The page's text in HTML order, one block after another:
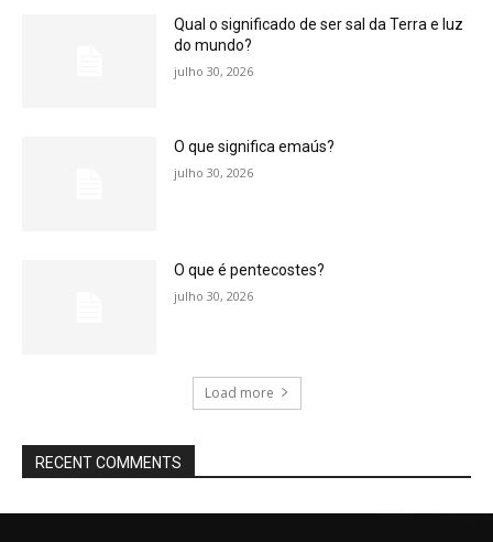
Qual o significado de ser sal da Terra e luz
do mundo?
julho 30, 2026
O que significa emaús?
julho 30, 2026
O que é pentecostes?
julho 30, 2026
Load more
RECENT COMMENTS